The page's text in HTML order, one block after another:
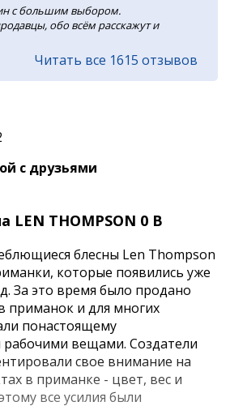
с большим выбором.
обо всём расскажут и
Читать все 1615 отзывов
с друзьями
LEN THOMPSON 0 B
блесны Len Thompson
которые появились уже
За это время было продано
приманок и для многих
понастоящему
вещами. Создатели
свое внимание на
в приманке - цвет, вес и
все усилия были